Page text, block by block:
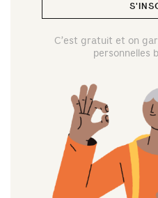
C’est gratuit et on
personnelles